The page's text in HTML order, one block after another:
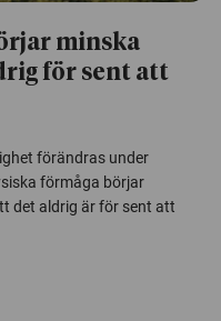
minska
för sent att
förändras under
förmåga börjar
det aldrig är för sent att